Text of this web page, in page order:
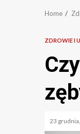
Home
ZDROWIE I
23